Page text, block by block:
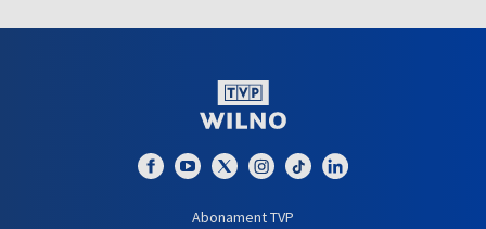
Abonament TVP